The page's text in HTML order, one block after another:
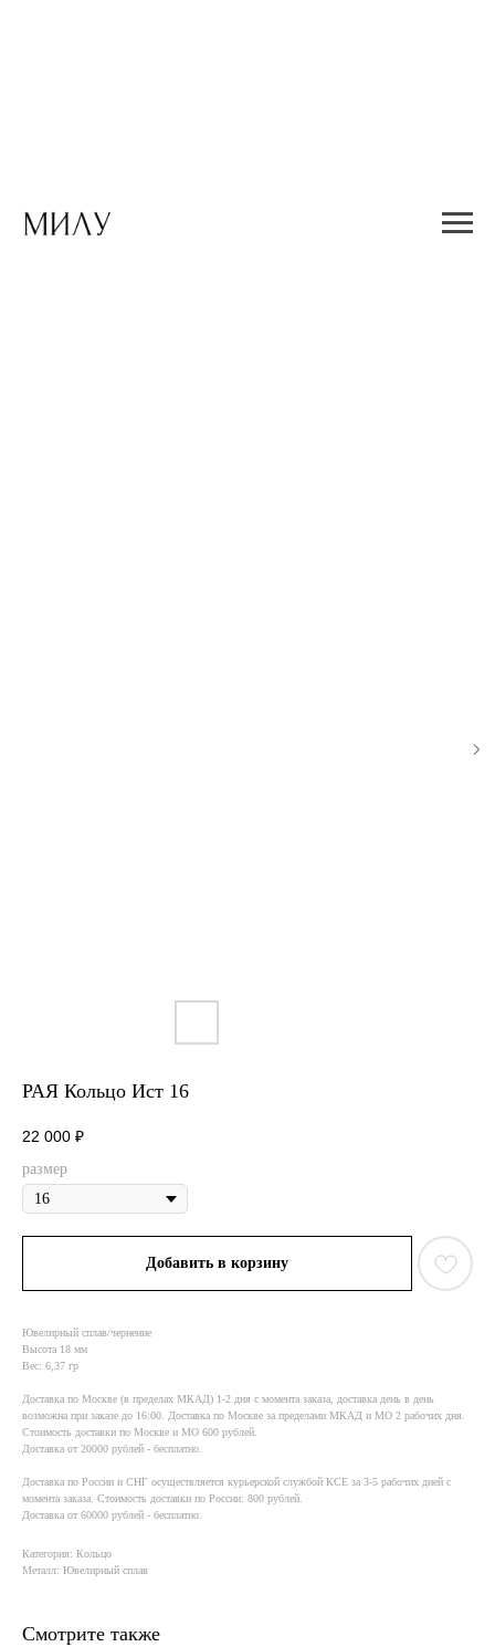
РАЯ Кольцо Ист 16
22 000 ₽
размер
Добавить в корзину
Ювелирный сплав/чернение
Высота 18 мм
Вес: 6,37 гр
Доставка по Москве (в пределах МКАД) 1-2 дня с момента заказа, доставка день в день
возможна при заказе до 16:00. Доставка по Москве за пределами МКАД и МО 2 рабочих дня.
Стоимость доставки по Москве и МО 600 рублей.
Доставка от 20000 рублей - бесплатно.
Доставка по России и СНГ осуществляется курьерской службой КСE за 3-5 рабочих дней с
момента заказа. Стоимость доставки по России: 800 рублей.
Доставка от 60000 рублей - бесплатно.
Категория: Кольцо
Металл: Ювелирный сплав
Смотрите также